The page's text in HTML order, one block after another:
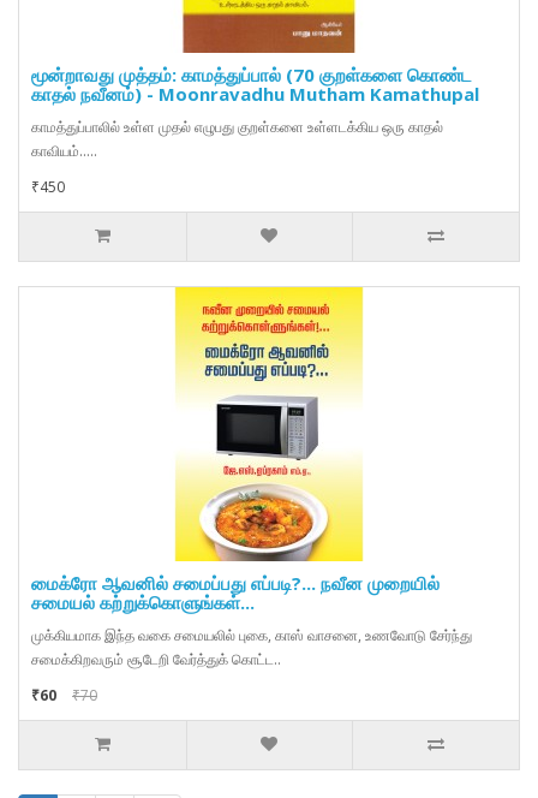
மூன்றாவது முத்தம்: காமத்துப்பால் (70 குறள்களை கொண்ட
காதல் நவீனம்) - Moonravadhu Mutham Kamathupal
காமத்துப்பாலில் உள்ள முதல் எழுபது குறள்களை உள்ளடக்கிய ஒரு காதல்
காவியம்.....
₹450
மைக்ரோ ஆவனில் சமைப்பது எப்படி?... நவீன முறையில்
சமையல் கற்றுக்கொளுங்கள்...
முக்கியமாக இந்த வகை சமையலில் புகை, காஸ் வாசனை, உணவோடு சேர்ந்து
சமைக்கிறவரும் சூடேறி வேர்த்துக் கொட்ட..
₹60
₹70